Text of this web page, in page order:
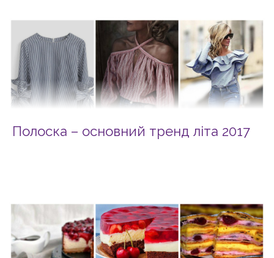
Полоска – основний тренд літа 2017